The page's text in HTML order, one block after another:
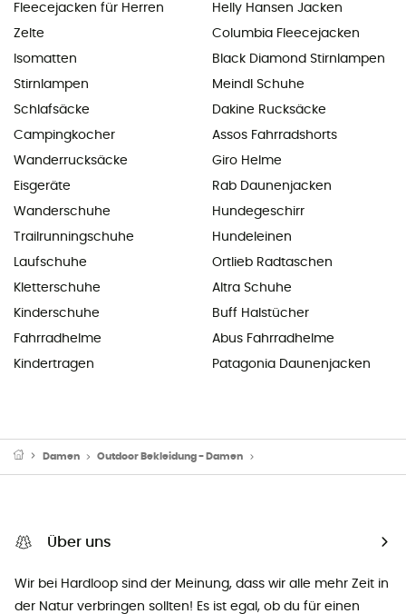
Fleecejacken für Herren
Zelte
Isomatten
Stirnlampen
Schlafsäcke
Campingkocher
Wanderrucksäcke
Eisgeräte
Wanderschuhe
Trailrunningschuhe
Laufschuhe
Kletterschuhe
Kinderschuhe
Fahrradhelme
Kindertragen
Helly Hansen Jacken
Columbia Fleecejacken
Black Diamond Stirnlampen
Meindl Schuhe
Dakine Rucksäcke
Assos Fahrradshorts
Giro Helme
Rab Daunenjacken
Hundegeschirr
Hundeleinen
Ortlieb Radtaschen
Altra Schuhe
Buff Halstücher
Abus Fahrradhelme
Patagonia Daunenjacken
Damen Outdoor Bekleidung - Damen
Über uns
Wir bei Hardloop sind der Meinung, dass wir alle mehr Zeit in
der Natur verbringen sollten! Es ist egal, ob du für einen